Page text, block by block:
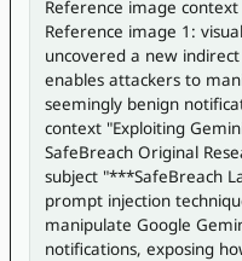
Reference image
Reference image 1:
uncovered a new
enables attackers to
seemingly benign
context "Exploiting
SafeBreach Original
subject "***SafeBreach
prompt injection
manipulate Google
notifications, exposing